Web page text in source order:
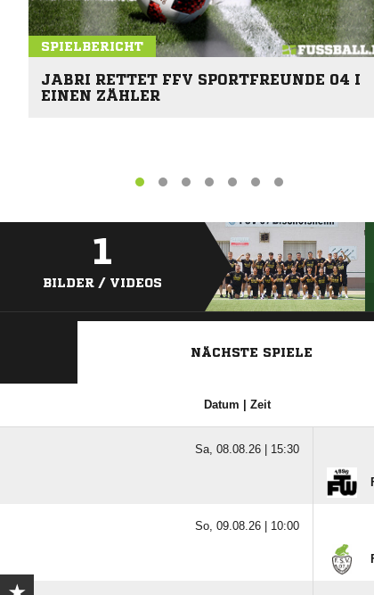
SPIELBERICHT
JABRI RETTET FFV SPORTFREUNDE 04 I
EINEN ZÄHLER
1
BILDER / VIDEOS
NÄCHSTE SPIELE
Datum | Zeit
Sa, 08.08.26 | 15:30
So, 09.08.26 | 10:00